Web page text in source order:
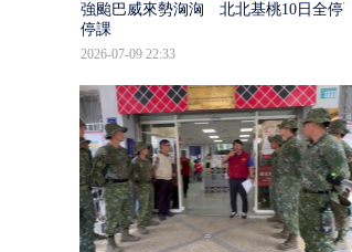
強颱巴威來勢洶洶 北北基桃10日全停班
停課
2026-07-09 22:33